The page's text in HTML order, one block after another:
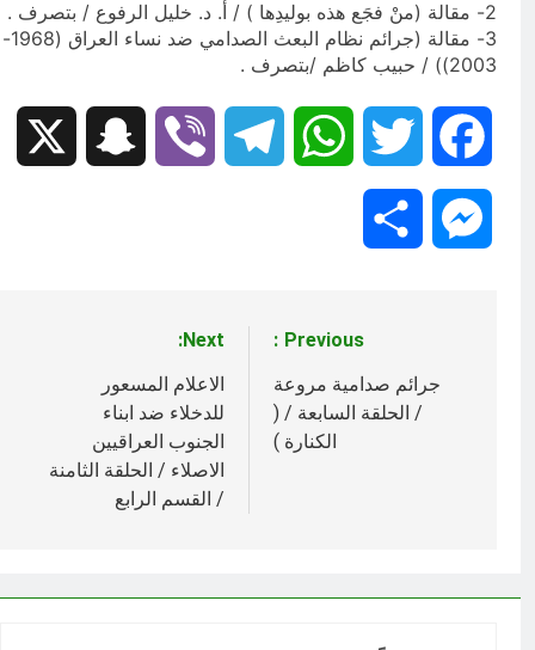
3- مقالة (جرائم نظام البعث الصدامي ضد نساء العراق (1968-
2003)) / حبيب كاظم /بتصرف .
Facebook
Twitter
WhatsApp
Telegram
Viber
Snapchat
X
Messenger
Share
المقالات
Previous:
جرائم صدامية مروعة
/ الحلقة السابعة / (
الكنارة )
Next:
الاعلام المسعور
للدخلاء ضد ابناء
الجنوب العراقيين
الاصلاء / الحلقة الثامنة
/ القسم الرابع